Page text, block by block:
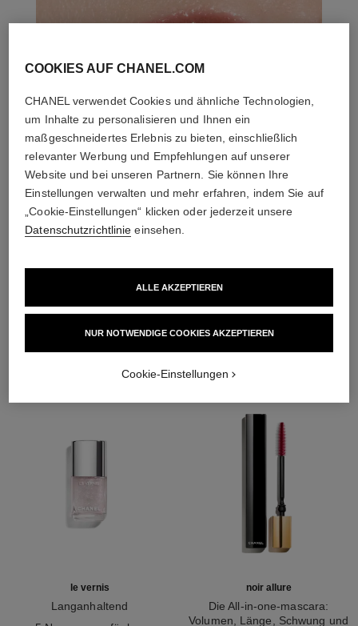
DIE PERFEKTE KOMBINATION
le vernis
Langanhaltend
noir allure
Die All-in-one-mascara:
Volumen, Länge, Schwung und
COOKIES AUF CHANEL.COM
CHANEL verwendet Cookies und ähnliche Technologien,
um Inhalte zu personalisieren und Ihnen ein
maßgeschneidertes Erlebnis zu bieten, einschließlich
relevanter Werbung und Empfehlungen auf unserer
Website und bei unseren Partnern. Sie können Ihre
Einstellungen verwalten und mehr erfahren, indem Sie auf
„Cookie-Einstellungen“ klicken oder jederzeit unsere
Datenschutzrichtlinie einsehen.
NUR NOTWENDIGE COOKIES AKZEPTIEREN
ALLE AKZEPTIEREN
Cookie-Einstellungen